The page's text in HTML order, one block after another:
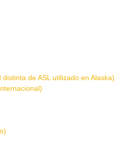
de ASL utilizado en Alaska)